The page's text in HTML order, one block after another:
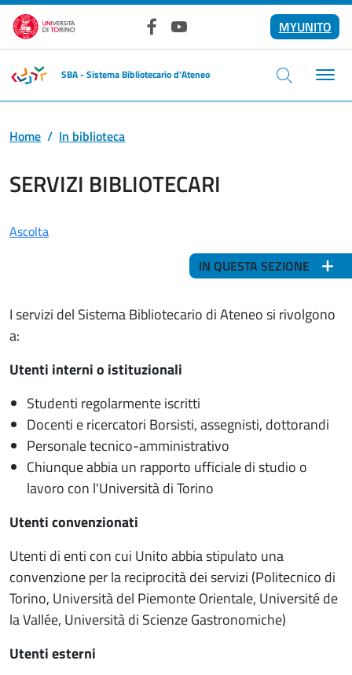
Salta al contenuto principale
FacebookYouTube
MYUNITO
SBA - Sistema Bibliotecario d'Ateneo
Home In biblioteca
SERVIZI BIBLIOTECARI
Ascolta
IN QUESTA SEZIONE
I servizi del Sistema Bibliotecario di Ateneo si rivolgono
a:
Utenti interni o istituzionali
Studenti regolarmente iscritti
Docenti e ricercatori Borsisti, assegnisti, dottorandi
Personale tecnico-amministrativo
Chiunque abbia un rapporto ufficiale di studio o
lavoro con l'Università di Torino
Utenti convenzionati
Utenti di enti con cui Unito abbia stipulato una
convenzione per la reciprocità dei servizi (Politecnico di
Torino, Università del Piemonte Orientale, Université de
la Vallée, Università di Scienze Gastronomiche)
Utenti esterni